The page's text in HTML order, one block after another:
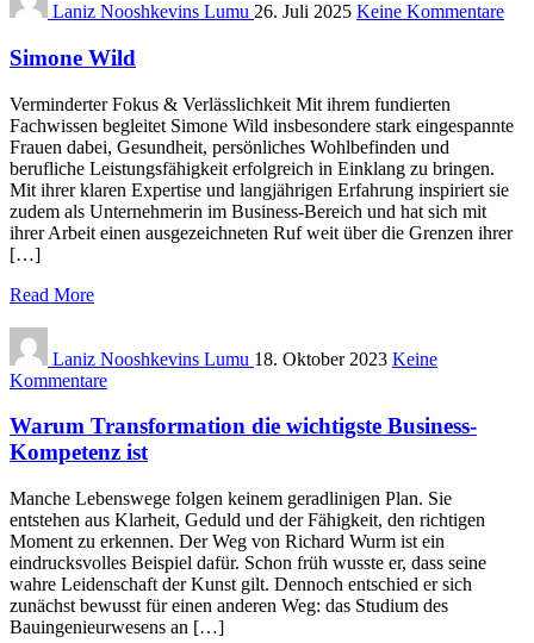
Laniz Nooshkevins Lumu 26. Juli 2025 Keine Kommentare
Simone Wild
Verminderter Fokus & Verlässlichkeit Mit ihrem fundierten
Fachwissen begleitet Simone Wild insbesondere stark eingespannte
Frauen dabei, Gesundheit, persönliches Wohlbefinden und
berufliche Leistungsfähigkeit erfolgreich in Einklang zu bringen.
Mit ihrer klaren Expertise und langjährigen Erfahrung inspiriert sie
zudem als Unternehmerin im Business-Bereich und hat sich mit
ihrer Arbeit einen ausgezeichneten Ruf weit über die Grenzen ihrer
[…]
Read More
Laniz Nooshkevins Lumu 18. Oktober 2023 Keine
Kommentare
Warum Transformation die wichtigste Business-
Kompetenz ist
Manche Lebenswege folgen keinem geradlinigen Plan. Sie
entstehen aus Klarheit, Geduld und der Fähigkeit, den richtigen
Moment zu erkennen. Der Weg von Richard Wurm ist ein
eindrucksvolles Beispiel dafür. Schon früh wusste er, dass seine
wahre Leidenschaft der Kunst gilt. Dennoch entschied er sich
zunächst bewusst für einen anderen Weg: das Studium des
Bauingenieurwesens an […]